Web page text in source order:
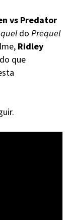
vs Predator
do Prequel
Ridley
que